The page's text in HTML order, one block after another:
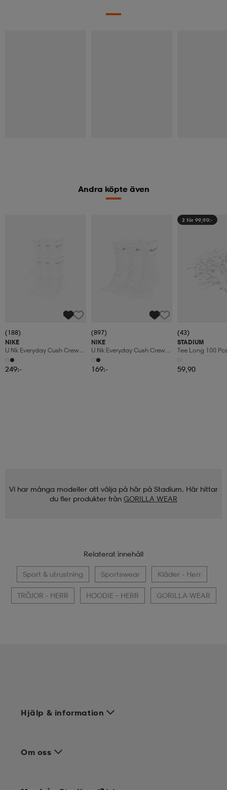
Andra köpte även
(188)
NIKE
U Nk Everyday Cush Crew
6pr-Bd
249:-
(897)
NIKE
U Nk Everyday Cush Crew
3pr
169:-
2 för 99,90:-
(43)
STADIUM
Tee Long 100
59,90
Vi har många modeller att välja på här på Stadium. Här hittar
du fler produkter från GORILLA WEAR
Relaterat innehåll
Sport & utrustning Sportswear Kläder - Herr
TRÖJOR - HERR HOODIE – HERR GORILLA WEAR
Hjälp & information
Om oss